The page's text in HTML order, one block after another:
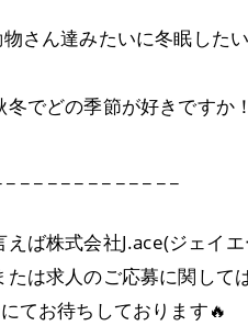
さん達みたいに冬眠したい
冬でどの季節が好きですか
ば株式会社J.ace(ジェイ
たは求人のご応募に関して
てお待ちしております🔥